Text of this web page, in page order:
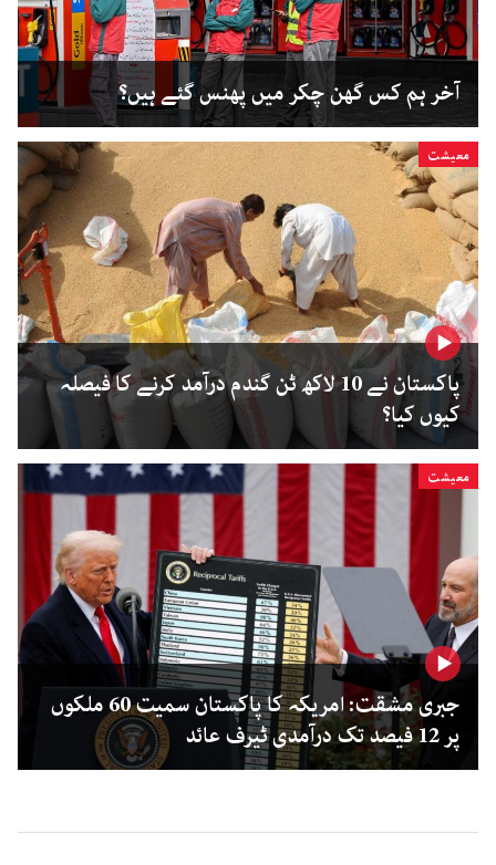
آخر ہم کس گھن چکر میں پھنس گئے ہیں؟
معیشت
پاکستان نے 10 لاکھ ٹن گندم درآمد کرنے کا فیصلہ
کیوں کیا؟
معیشت
جبری مشقت: امریکہ کا پاکستان سمیت 60 ملکوں
پر 12 فیصد تک درآمدی ٹیرف عائد